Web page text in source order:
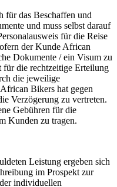
für das Beschaffen und
und muss selbst darauf
für die Reise
der Kunde African
Dokumente / ein Visum zu
die rechtzeitige Erteilung
die jeweilige
Bikers hat gegen
Verzögerung zu vertreten.
Gebühren für die
Kunden zu tragen.
Leistung ergeben sich
im Prospekt zur
individuellen